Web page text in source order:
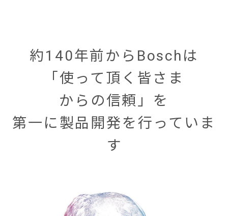
約140年前からBoschは
「使って頂く皆さま
からの信頼」を
第一に製品開発を行っていま
す